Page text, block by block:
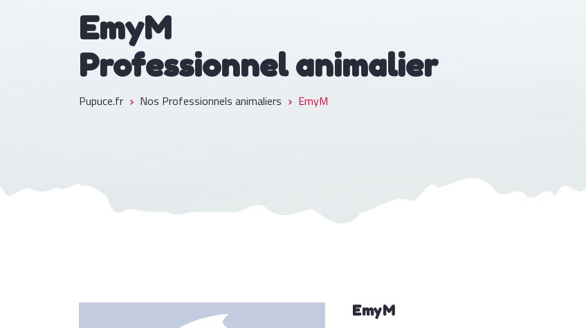
EmyM
Professionnel animalier
Pupuce.fr Nos Professionnels animaliers EmyM
EmyM